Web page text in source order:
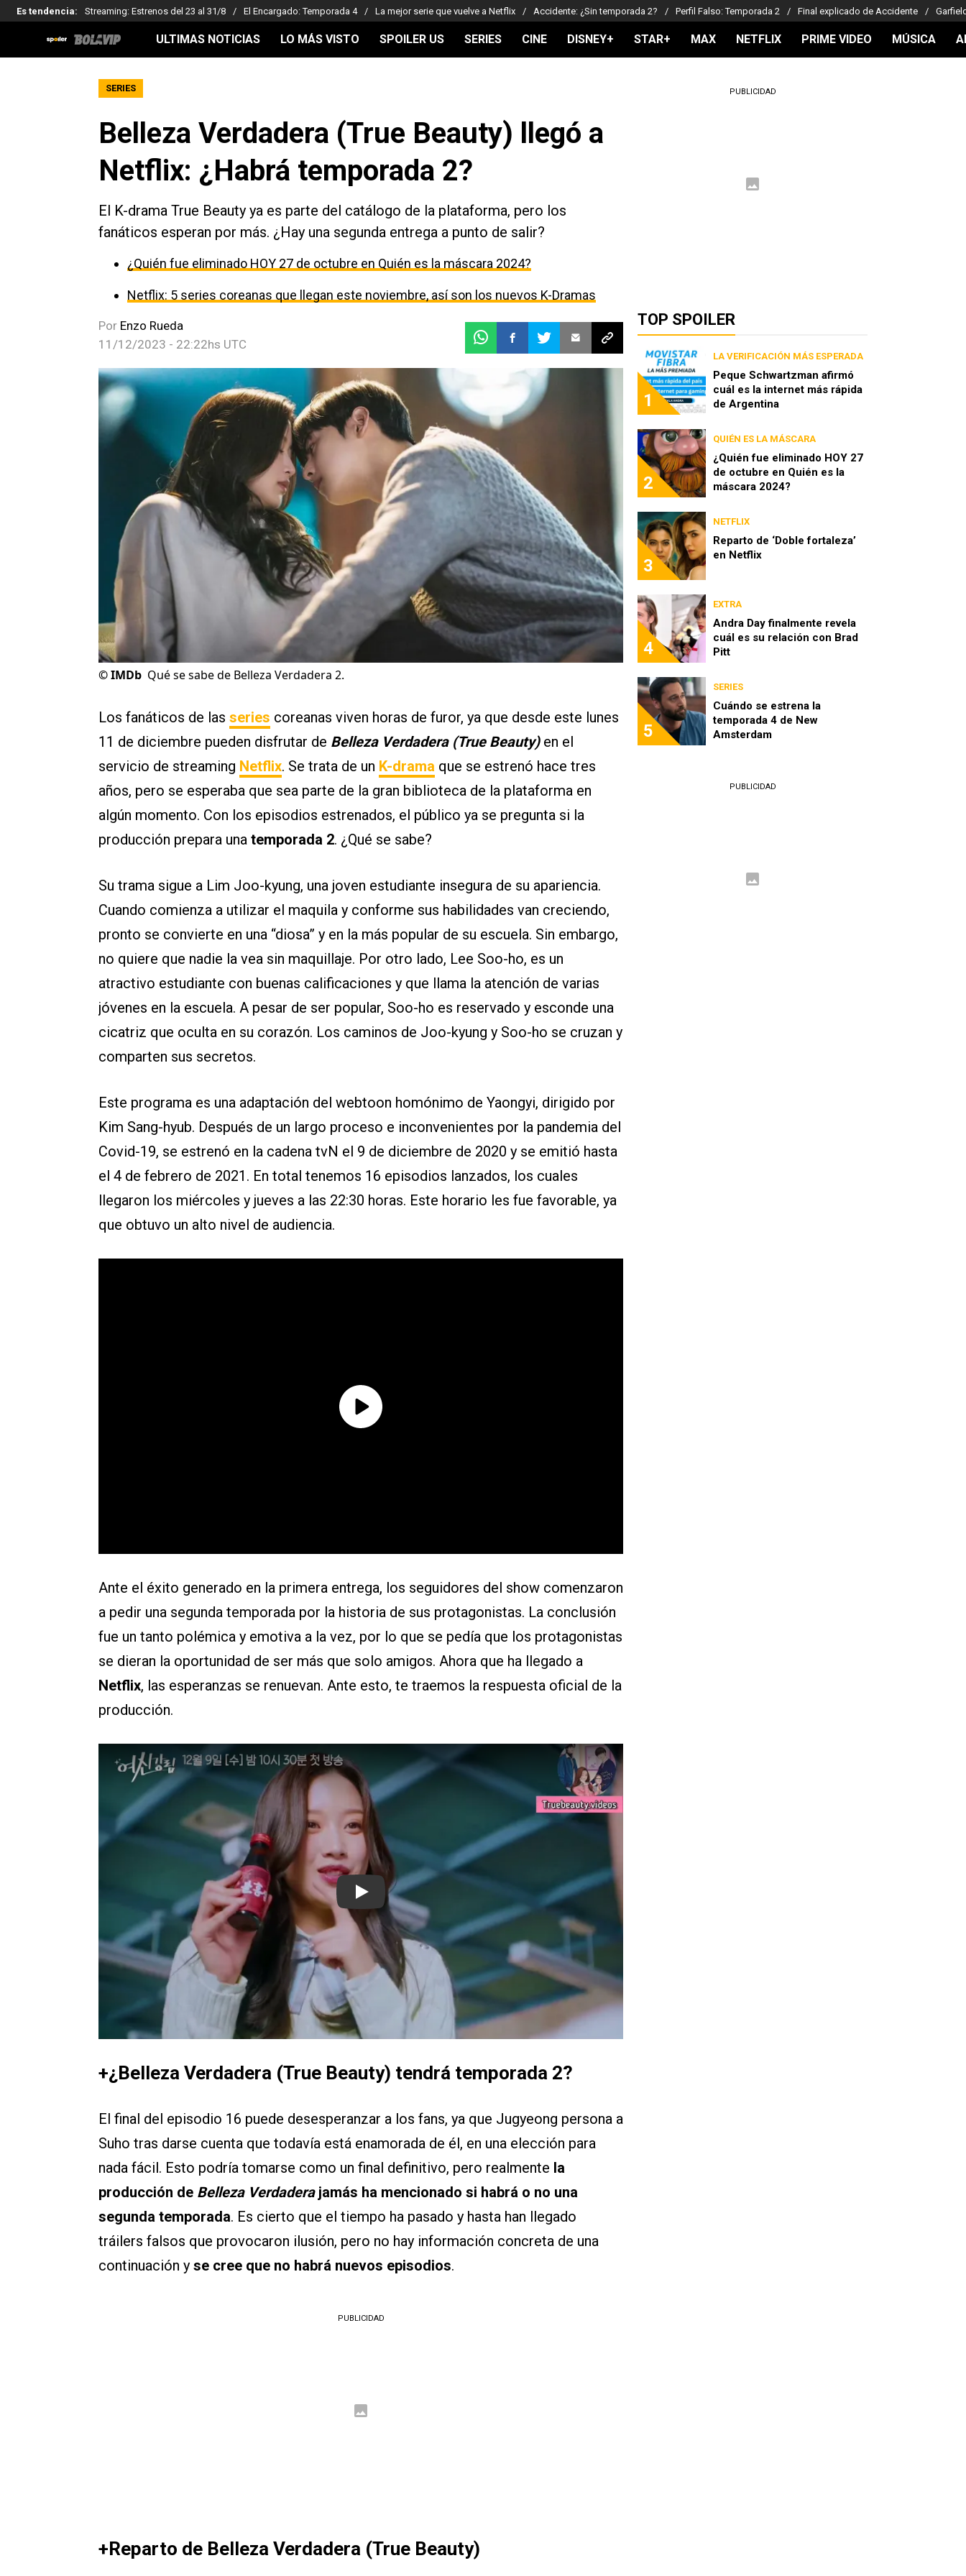
Es tendencia: Streaming: Estrenos del 23 al 31/8 El Encargado: Temporada 4 La mejor serie que vuelve a Netflix Accidente: ¿Sin temporada 2? Perfil Falso: Temporada 2 Final explicado de Accidente
ULTIMAS NOTICIAS LO MÁS VISTO SPOILER US SERIES CINE DISNEY+ STAR+ MAX NETFLIX PRIME VIDEO MÚSICA
SERIES
Belleza Verdadera (True Beauty) llegó a
Netflix: ¿Habrá temporada 2?
El K-drama True Beauty ya es parte del catálogo de la plataforma, pero los
fanáticos esperan por más. ¿Hay una segunda entrega a punto de salir?
¿Quién fue eliminado HOY 27 de octubre en Quién es la máscara 2024?
Netflix: 5 series coreanas que llegan este noviembre, así son los nuevos K-Dramas
Por Enzo Rueda
11/12/2023 - 22:22hs UTC
©IMDb Qué se sabe de Belleza Verdadera 2.
Los fanáticos de las series coreanas viven horas de furor, ya que desde este lunes
11 de diciembre pueden disfrutar de Belleza Verdadera (True Beauty)en el
servicio de streaming Netflix. Se trata de un K-drama que se estrenó hace tres
años, pero se esperaba que sea parte de la gran biblioteca de la plataforma en
algún momento. Con los episodios estrenados, el público ya se pregunta si la
producción prepara una temporada 2. ¿Qué se sabe?
Su trama sigue a Lim Joo-kyung, una joven estudiante insegura de su apariencia.
Cuando comienza a utilizar el maquila y conforme sus habilidades van creciendo,
pronto se convierte en una “diosa” y en la más popular de su escuela. Sin embargo,
no quiere que nadie la vea sin maquillaje. Por otro lado, Lee Soo-ho, es un
atractivo estudiante con buenas calificaciones y que llama la atención de varias
jóvenes en la escuela. A pesar de ser popular, Soo-ho es reservado y esconde una
cicatriz que oculta en su corazón. Los caminos de Joo-kyung y Soo-ho se cruzan y
comparten sus secretos.
Este programa es una adaptación del webtoon homónimo de Yaongyi, dirigido por
Kim Sang-hyub. Después de un largo proceso e inconvenientes por la pandemia del
Covid-19, se estrenó en la cadena tvN el 9 de diciembre de 2020 y se emitió hasta
el 4 de febrero de 2021. En total tenemos 16 episodios lanzados, los cuales
llegaron los miércoles y jueves a las 22:30 horas. Este horario les fue favorable, ya
que obtuvo un alto nivel de audiencia.
Ante el éxito generado en la primera entrega, los seguidores del show comenzaron
a pedir una segunda temporada por la historia de sus protagonistas. La conclusión
fue un tanto polémica y emotiva a la vez, por lo que se pedía que los protagonistas
se dieran la oportunidad de ser más que solo amigos. Ahora que ha llegado a
Netflix, las esperanzas se renuevan. Ante esto, te traemos la respuesta oficial de la
producción.
Play
+¿Belleza Verdadera (True Beauty) tendrá temporada 2?
El final del episodio 16 puede desesperanzar a los fans, ya que Jugyeong persona a
Suho tras darse cuenta que todavía está enamorada de él, en una elección para
nada fácil. Esto podría tomarse como un final definitivo, pero realmente la
producción de Belleza Verdaderajamás ha mencionado si habrá o no una
segunda temporada. Es cierto que el tiempo ha pasado y hasta han llegado
tráilers falsos que provocaron ilusión, pero no hay información concreta de una
continuación y se cree que no habrá nuevos episodios.
PUBLICIDAD
+Reparto de Belleza Verdadera (True Beauty)
PUBLICIDAD
TOP SPOILER
1
LA VERIFICACIÓN MÁS ESPERADA
Peque Schwartzman afirmó
cuál es la internet más rápida
de Argentina
2
QUIÉN ES LA MÁSCARA
¿Quién fue eliminado HOY 27
de octubre en Quién es la
máscara 2024?
3
NETFLIX
Reparto de ‘Doble fortaleza’
en Netflix
4
EXTRA
Andra Day finalmente revela
cuál es su relación con Brad
Pitt
5
SERIES
Cuándo se estrena la
temporada 4 de New
Amsterdam
PUBLICIDAD